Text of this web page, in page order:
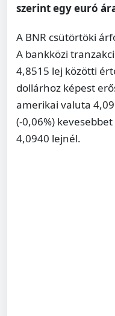
szerint egy euró
A BNR csütörtöki
A bankközi
4,8515 lej közötti
dollárhoz képest
amerikai valuta
(-0,06%)
4,0940 lejnél.